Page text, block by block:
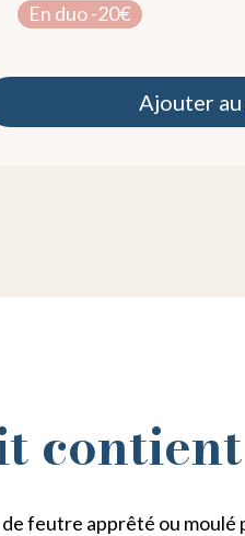
En duo -20€
Ajouter
feutre apprêté ou moulé